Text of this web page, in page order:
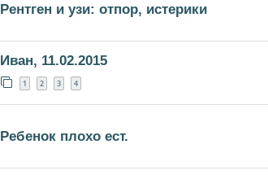
Рентген и узи: отпор, истерики
Иван, 11.02.2015
1 2 3 4
Ребенок плохо ест.